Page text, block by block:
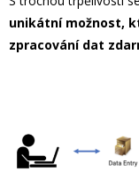
unikátní možnost,
zpracování dat